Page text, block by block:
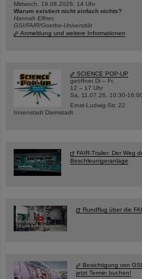
Mittwoch, 19.08.2026, 14 Uhr
Warum existiert nicht einfach nichts?
Hannah Elfner,
GSI/FAIR/Goethe-Universität
Anmeldung und weitere Informationen
SCIENCE POP-UP
geöffnet Di – Fr,
12 – 17 Uhr
Sa, 11.07.26, 10:30-
Ernst-Ludwig-Str. 22
Innenstadt Darmstadt
FAIR-Trailer: Der Weg
Beschleunigeranlage
Rundflug über die
Besichtigung von
jetzt Termin buchen!